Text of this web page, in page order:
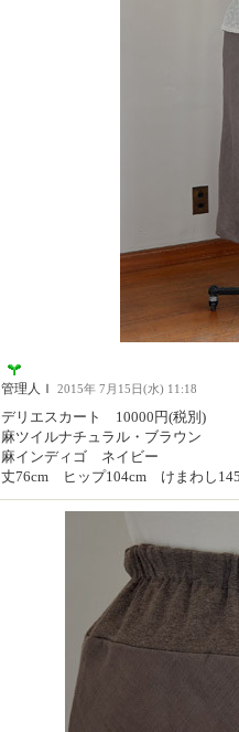
管理人Ｉ 2015年 7月15日(水) 11:18
デリエスカート 10000円(税別)
麻ツイルナチュラル・ブラウン
麻インディゴ ネイビー
丈76cm ヒップ104cm けまわし